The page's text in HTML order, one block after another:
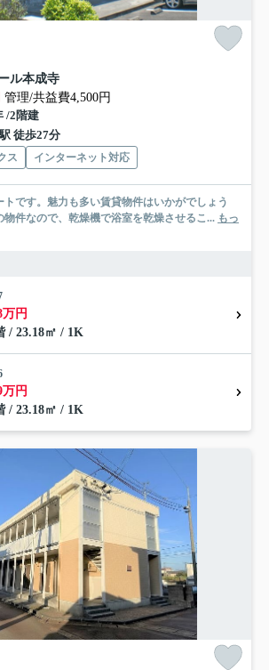
ル本成寺
管理/共益費4,500円
/2階建
徒歩27分
ス インターネット対応
トです。魅力も多い賃貸物件はいかがでしょう
件なので、乾燥機で浴室を乾燥させるこ... もっ
万円
/ 23.18㎡ / 1K
万円
/ 23.18㎡ / 1K